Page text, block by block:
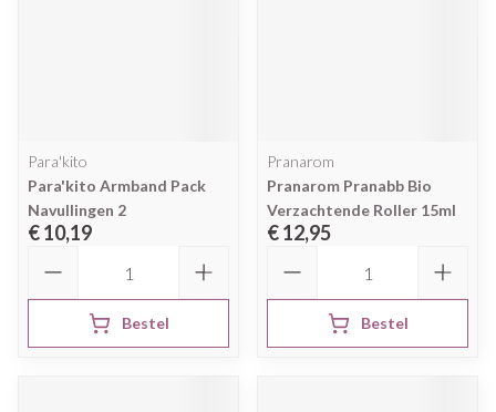
Para'kito
Para'kito Armband Pack
Navullingen 2
€ 10,19
Bestel
Pranarom
Pranarom Pranabb Bio
Verzachtende Roller 15ml
€ 12,95
Bestel